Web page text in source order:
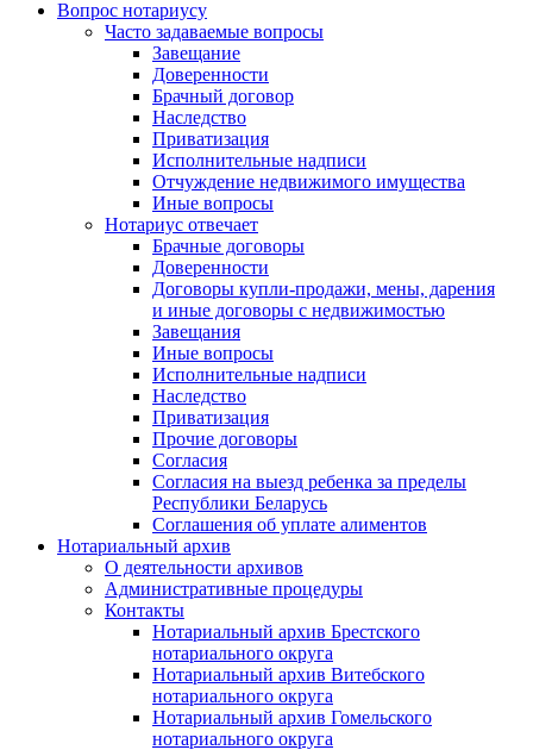
Вопрос нотариусу
Часто задаваемые вопросы
Завещание
Доверенности
Брачный договор
Наследство
Приватизация
Исполнительные надписи
Отчуждение недвижимого имущества
Иные вопросы
Нотариус отвечает
Брачные договоры
Доверенности
Договоры купли-продажи, мены, дарения
и иные договоры с недвижимостью
Завещания
Иные вопросы
Исполнительные надписи
Наследство
Приватизация
Прочие договоры
Согласия
Согласия на выезд ребенка за пределы
Республики Беларусь
Соглашения об уплате алиментов
Нотариальный архив
О деятельности архивов
Административные процедуры
Контакты
Нотариальный архив Брестского
нотариального округа
Нотариальный архив Витебского
нотариального округа
Нотариальный архив Гомельского
нотариального округа